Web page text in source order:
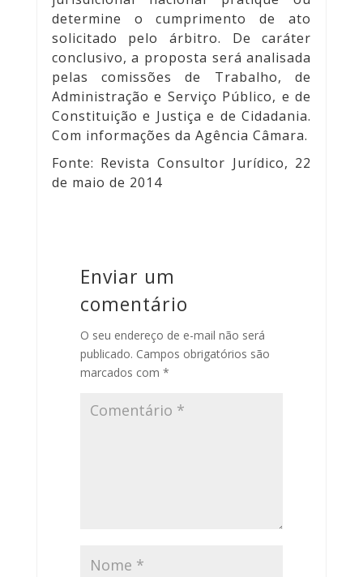
determine o cumprimento de ato
solicitado pelo árbitro. De caráter
conclusivo, a proposta será analisada
pelas comissões de Trabalho, de
Administração e Serviço Público, e de
Constituição e Justiça e de Cidadania.
Com informações da Agência Câmara.
Fonte: Revista Consultor Jurídico, 22
de maio de 2014
Enviar um
comentário
O seu endereço de e-mail não será
publicado. Campos obrigatórios são
marcados com*